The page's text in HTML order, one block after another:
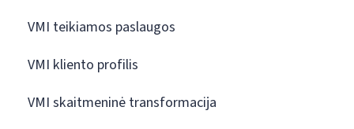
VMI teikiamos paslaugos
VMI kliento profilis
VMI skaitmeninė transformacija